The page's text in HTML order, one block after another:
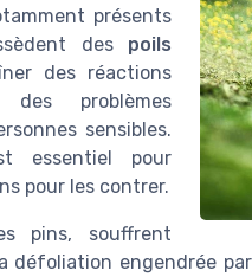
présents
des poils
des réactions
des problèmes
sensibles.
essentiel pour
pour les contrer.
pins, souffrent
défoliation engendrée